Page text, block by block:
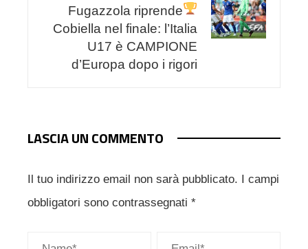
Fugazzola riprende
Cobiella nel finale: l’Italia
U17 è CAMPIONE
d’Europa dopo i rigori
LASCIA UN COMMENTO
Il tuo indirizzo email non sarà pubblicato. I campi
obbligatori sono contrassegnati *